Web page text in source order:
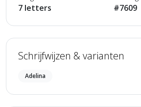
7 letters #7609
Schrijfwijzen & varianten
Adelina